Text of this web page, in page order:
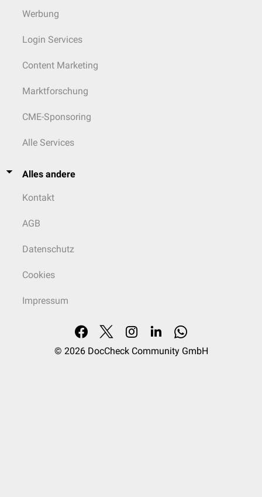
Werbung
Login Services
Content Marketing
Marktforschung
CME-Sponsoring
Alle Services
Alles andere
Kontakt
AGB
Datenschutz
Cookies
Impressum
© 2026 DocCheck Community GmbH